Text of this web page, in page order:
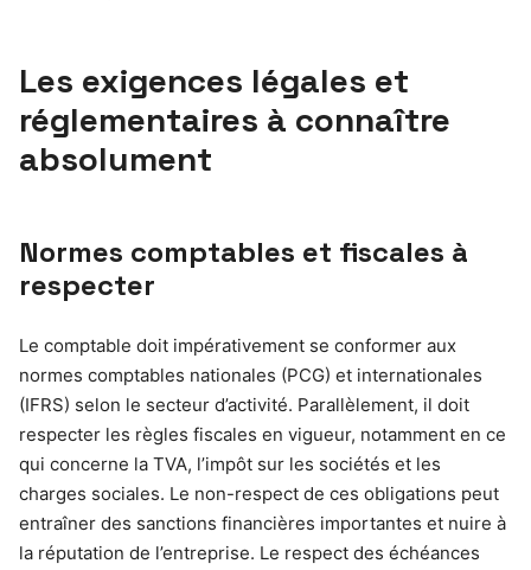
Les exigences légales et
réglementaires à connaître
absolument
Normes comptables et fiscales à
respecter
Le comptable doit impérativement se conformer aux
normes comptables nationales (PCG) et internationales
(IFRS) selon le secteur d’activité. Parallèlement, il doit
respecter les règles fiscales en vigueur, notamment en ce
qui concerne la TVA, l’impôt sur les sociétés et les
charges sociales. Le non-respect de ces obligations peut
entraîner des sanctions financières importantes et nuire à
la réputation de l’entreprise. Le respect des échéances